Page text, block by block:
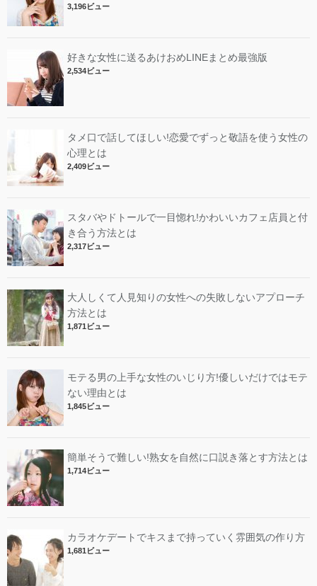
3,196ビュー
好きな女性に送るあけおめLINEまとめ最強版
2,534ビュー
タメ口で話してほしい!恋愛でずっと敬語を使う女性の
心理とは
2,409ビュー
スタバやドトールで一目惚れ!かわいいカフェ店員と付
き合う方法とは
2,317ビュー
大人しくて人見知りの女性への失敗しないアプローチ
方法とは
1,871ビュー
モテる男の上手な女性のいじり方!優しいだけではモテ
ない理由とは
1,845ビュー
簡単そうで難しい!熟女を自然に口説き落とす方法とは
1,714ビュー
カラオケデートでキスまで持っていく雰囲気の作り方
1,681ビュー